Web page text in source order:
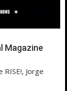
Magazine
Jorge